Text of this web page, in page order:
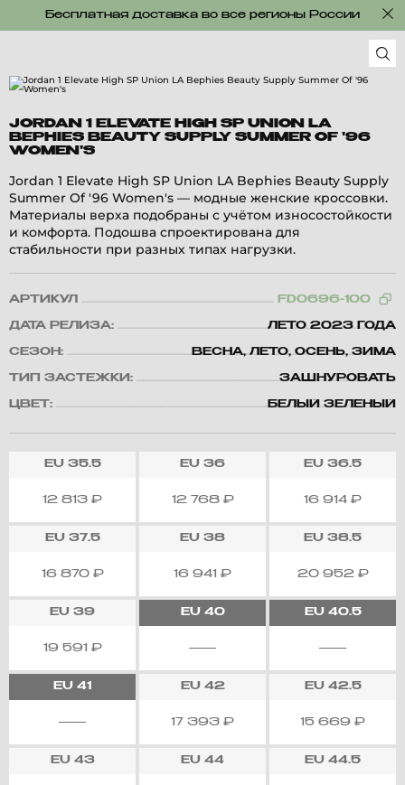
Бесплатная доставка во все регионы России
JORDAN 1 ELEVATE HIGH SP UNION LA
BEPHIES BEAUTY SUPPLY SUMMER OF '96
WOMEN'S
Jordan 1 Elevate High SP Union LA Bephies Beauty Supply
Summer Of '96 Women's — модные женские кроссовки.
Материалы верха подобраны с учётом износостойкости
и комфорта. Подошва спроектирована для
стабильности при разных типах нагрузки.
АРТИКУЛ FD0696-100
ДАТА РЕЛИЗА: ЛЕТО 2023 ГОДА
СЕЗОН: ВЕСНА, ЛЕТО, ОСЕНЬ, ЗИМА
ТИП ЗАСТЕЖКИ: ЗАШНУРОВАТЬ
ЦВЕТ: БЕЛЫЙ ЗЕЛЕНЫЙ
EU35.5
12 813 ₽
EU 36
12 768 ₽
EU 36.5
16 914 ₽
EU37.5
16 870 ₽
EU 38
16 941 ₽
EU 38.5
20 952 ₽
EU 39
19 591 ₽
EU40 EU40.5
EU 41 EU42
17 393 ₽
EU42.5
15 669 ₽
EU43 EU 44 EU 44.5